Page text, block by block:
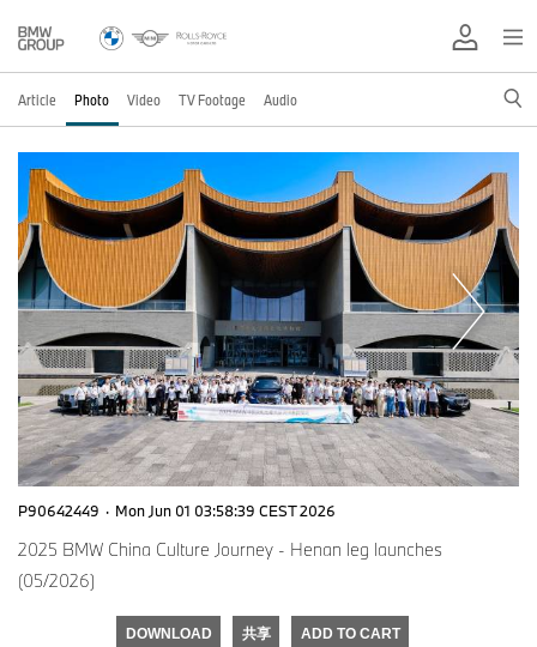
Article Photo Video TV Footage Audio
P90642449 · Mon Jun 01 03:58:39 CEST 2026
2025 BMW China Culture Journey - Henan leg launches
(05/2026)
DOWNLOAD 共享 ADD TO CART